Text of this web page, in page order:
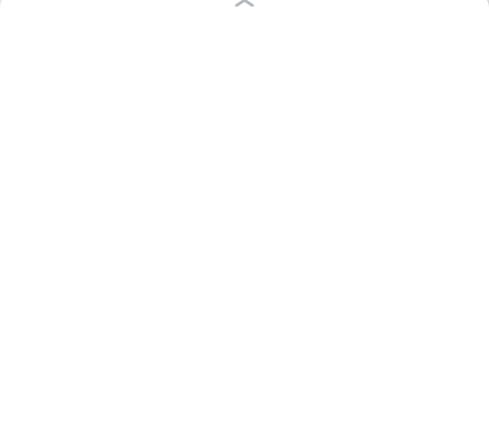
обязанность», — подчеркнул Кошелев.